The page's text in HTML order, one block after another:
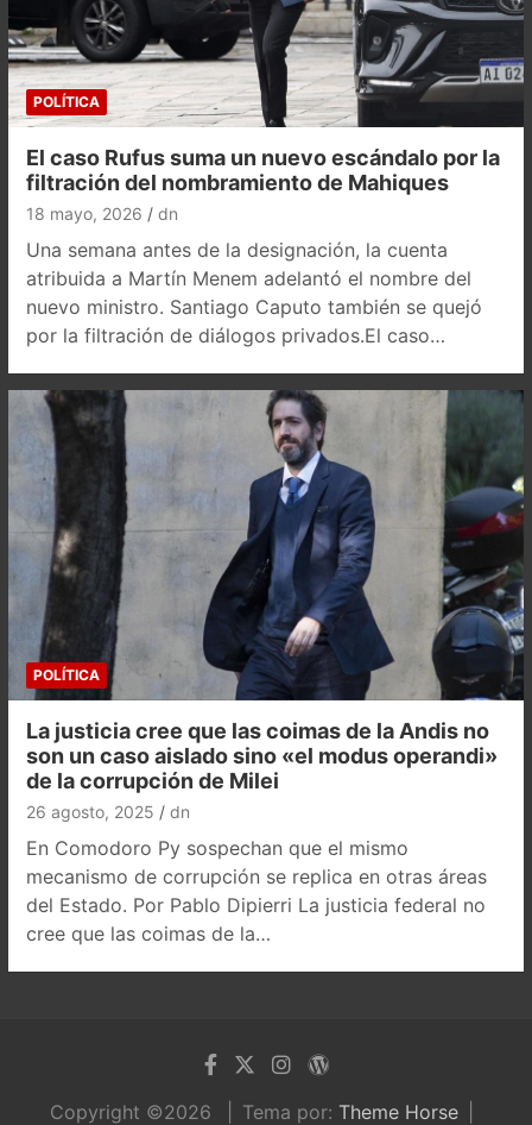
POLÍTICA
El caso Rufus suma un nuevo escándalo por la
filtración del nombramiento de Mahiques
18 mayo, 2026 dn
Una semana antes de la designación, la cuenta
atribuida a Martín Menem adelantó el nombre del
nuevo ministro. Santiago Caputo también se quejó
por la filtración de diálogos privados.El caso…
POLÍTICA
La justicia cree que las coimas de la Andis no
son un caso aislado sino «el modus operandi»
de la corrupción de Milei
26 agosto, 2025 dn
En Comodoro Py sospechan que el mismo
mecanismo de corrupción se replica en otras áreas
del Estado. Por Pablo Dipierri La justicia federal no
cree que las coimas de la…
Copyright ©2026 Tema por: Theme Horse